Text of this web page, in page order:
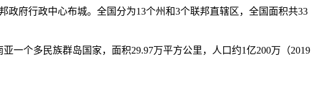
府行政中心布城。全国分为13个州和3个联邦直辖区，全国面积共33
一个多民族群岛国家，面积29.97万平方公里，人口约1亿200万（2019